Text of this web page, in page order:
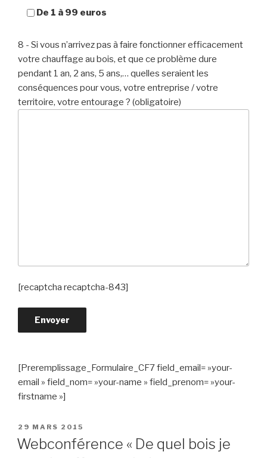
De 1 à 99 euros
8 - Si vous n’arrivez pas à faire fonctionner efficacement
votre chauffage au bois, et que ce problème dure
pendant 1 an, 2 ans, 5 ans,… quelles seraient les
conséquences pour vous, votre entreprise / votre
territoire, votre entourage ? (obligatoire)
[recaptcha recaptcha-843]
[Preremplissage_Formulaire_CF7 field_email= »your-
email » field_nom= »your-name » field_prenom= »your-
firstname »]
PUBLIÉ
LE
29 MARS 2015
Webconférence « De quel bois je